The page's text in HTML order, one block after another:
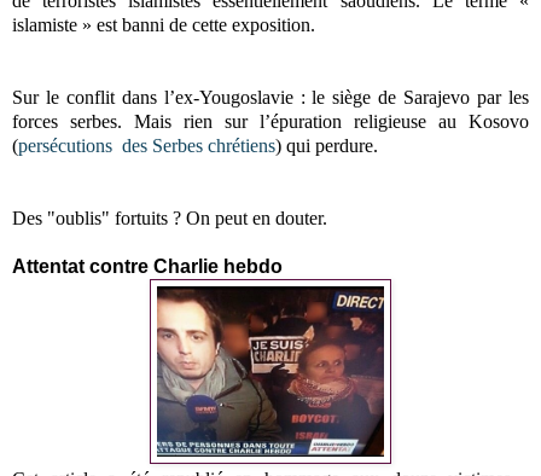
islamiste » est banni de cette exposition.
Sur le conflit dans l’ex-Yougoslavie : le siège de Sarajevo par les
forces serbes. Mais rien sur l’épuration religieuse au Kosovo
(persécutions des Serbes chrétiens) qui perdure.
Des "oublis" fortuits ? On peut en douter.
Attentat contre Charlie hebdo